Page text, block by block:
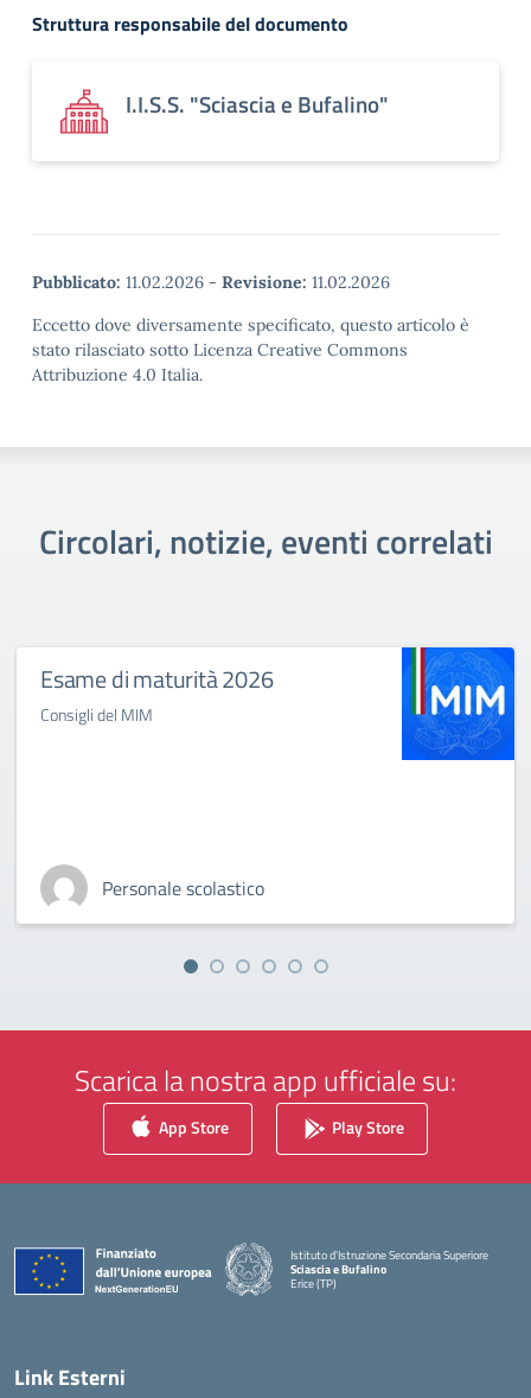
Struttura responsabile del documento
I.I.S.S. "Sciascia e Bufalino"
Pubblicato: 11.02.2026 - Revisione: 11.02.2026
Eccetto dove diversamente specificato, questo articolo è
stato rilasciato sotto Licenza Creative Commons
Attribuzione 4.0 Italia.
Circolari, notizie, eventi correlati
Esame di maturità 2026
Consigli del MIM
Personale scolastico
Scarica la nostra app ufficiale su:
App Store Play Store
Istituto d'Istruzione Secondaria Superiore
Sciascia e Bufalino
Erice (TP)
Link Esterni